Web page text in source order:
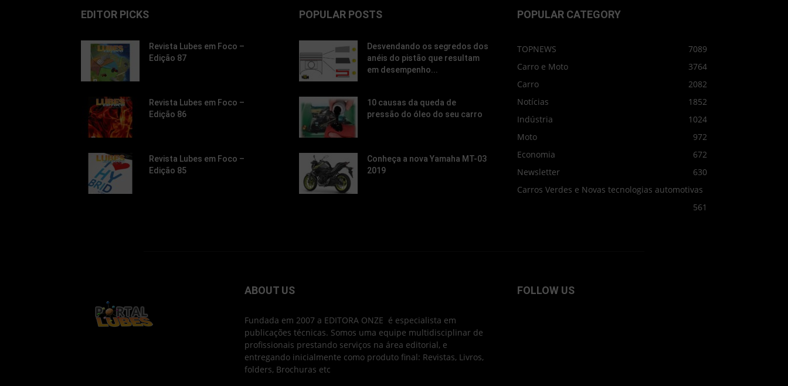
EDITOR PICKS
Revista Lubes em Foco –
Edição 87
Revista Lubes em Foco –
Edição 86
Revista Lubes em Foco –
Edição 85
POPULAR POSTS
Desvendando os segredos dos
anéis do pistão que resultam
em desempenho...
10 causas da queda de
pressão do óleo do seu carro
Conheça a nova Yamaha MT-03
2019
POPULAR CATEGORY
TOPNEWS
7089
Carro e Moto
3764
Carro
2082
Notícias
1852
Indústria
1024
Moto
972
Economia
672
Newsletter
630
Carros Verdes e Novas tecnologias automotivas
561
ABOUT US
Fundada em 2007 a EDITORA ONZE é especialista em
publicações técnicas. Somos uma equipe multidisciplinar de
profissionais prestando serviços na área editorial, e
entregando inicialmente como produto final: Revistas, Livros,
folders, Brochuras etc
FOLLOW US